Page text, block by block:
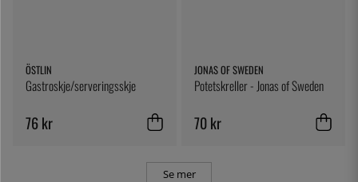
ÖSTLIN
Gastroskje/serveringsskje
76 kr
JONAS OF SWEDEN
Potetskreller - Jonas of Sweden
70 kr
Se mer